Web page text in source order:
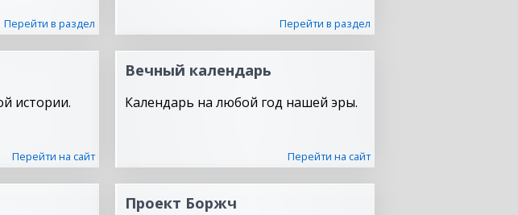
Перейти в раздел Перейти в раздел
истории.
Перейти на сайт
Вечный календарь
Календарь на любой год нашей эры.
Перейти на сайт
Проект Боржч